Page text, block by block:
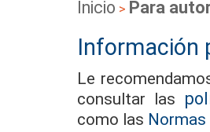
Inicio > Para
Información
Le
consultar las
como las Normas